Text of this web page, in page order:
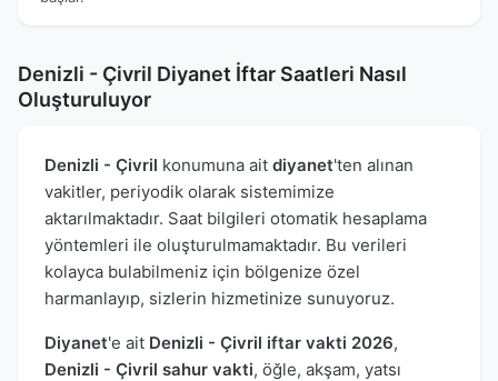
Denizli - Çivril Diyanet İftar Saatleri Nasıl
Oluşturuluyor
Denizli - Çivril konumuna ait diyanet'ten alınan
vakitler, periyodik olarak sistemimize
aktarılmaktadır. Saat bilgileri otomatik hesaplama
yöntemleri ile oluşturulmamaktadır. Bu verileri
kolayca bulabilmeniz için bölgenize özel
harmanlayıp, sizlerin hizmetinize sunuyoruz.
Diyanet'e ait Denizli - Çivril iftar vakti 2026,
Denizli - Çivril sahur vakti, öğle, akşam, yatsı